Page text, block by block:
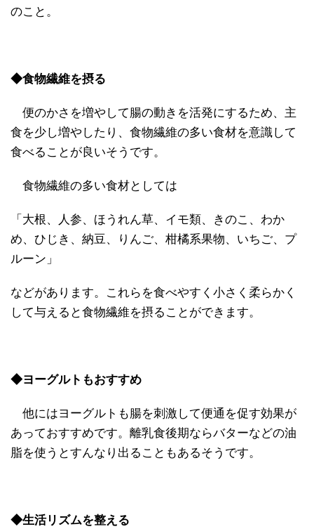
のこと。
◆食物繊維を摂る
便のかさを増やして腸の動きを活発にするため、主
食を少し増やしたり、食物繊維の多い食材を意識して
食べることが良いそうです。
食物繊維の多い食材としては
「大根、人参、ほうれん草、イモ類、きのこ、わか
め、ひじき、納豆、りんご、柑橘系果物、いちご、プ
ルーン」
などがあります。これらを食べやすく小さく柔らかく
して与えると食物繊維を摂ることができます。
◆ヨーグルトもおすすめ
他にはヨーグルトも腸を刺激して便通を促す効果が
あっておすすめです。離乳食後期ならバターなどの油
脂を使うとすんなり出ることもあるそうです。
◆生活リズムを整える